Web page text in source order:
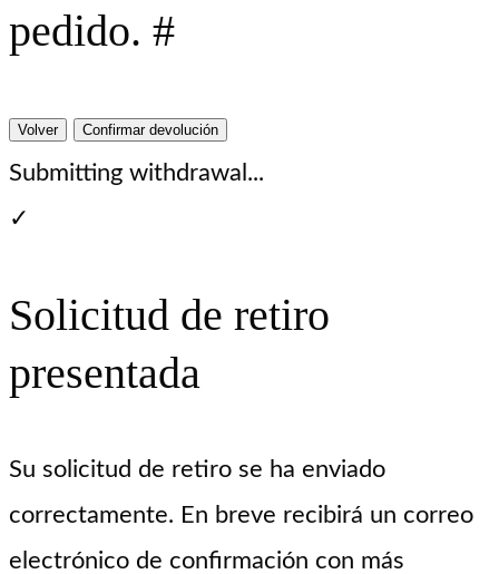
pedido. #
Volver Confirmar devolución
Submitting withdrawal...
✓
Solicitud de retiro
presentada
Su solicitud de retiro se ha enviado
correctamente. En breve recibirá un correo
electrónico de confirmación con más